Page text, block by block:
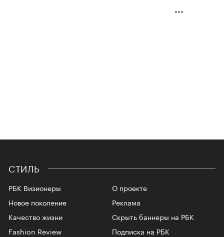
СТИЛЬ
РБК Визионеры
Новое поколение
Качество жизни
Fashion Review
О проекте
Реклама
Скрыть баннеры на РБК
Подписка на РБК